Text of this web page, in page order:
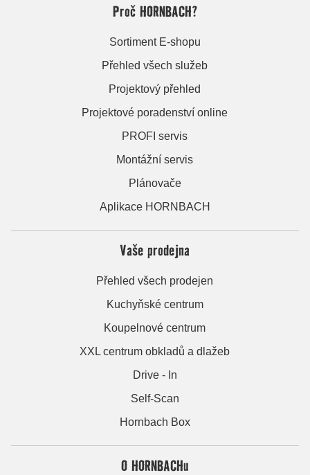
Proč HORNBACH?
Sortiment E-shopu
Přehled všech služeb
Projektový přehled
Projektové poradenství online
PROFI servis
Montážní servis
Plánovače
Aplikace HORNBACH
Vaše prodejna
Přehled všech prodejen
Kuchyňské centrum
Koupelnové centrum
XXL centrum obkladů a dlažeb
Drive - In
Self-Scan
Hornbach Box
O HORNBACHu